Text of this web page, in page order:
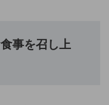
事を召し上